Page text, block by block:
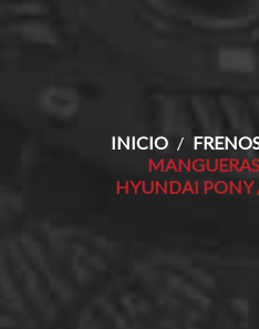
INICIO
HYUNDAI PONY